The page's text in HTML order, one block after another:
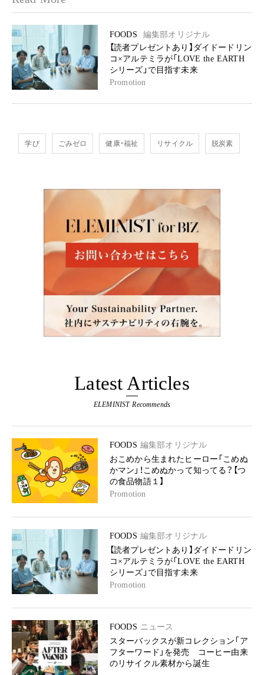
FOODS
編集部オリジナル
【読者プレゼントあり】ダイドードリン
コ×アルテミラが「LOVE the EARTH
シリーズ」で目指す未来
Promotion
学び ごみゼロ 健康・福祉 リサイクル 脱炭素
Latest Articles
ELEMINIST Recommends
FOODS 編集部オリジナル
おこめから生まれたヒーロー「こめぬ
かマン」！こめぬかって知ってる？【つ
の食品物語１】
Promotion
FOODS 編集部オリジナル
【読者プレゼントあり】ダイドードリン
コ×アルテミラが「LOVE the EARTH
シリーズ」で目指す未来
Promotion
FOODS ニュース
スターバックスが新コレクション「ア
フターワード」を発売 コーヒー由来
のリサイクル素材から誕生